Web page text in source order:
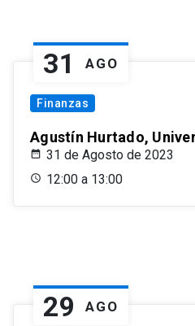
31 AGO
Finanzas
Agustín Hurtado,
31 de Agosto de 2023
12:00 a 13:00
29 AGO